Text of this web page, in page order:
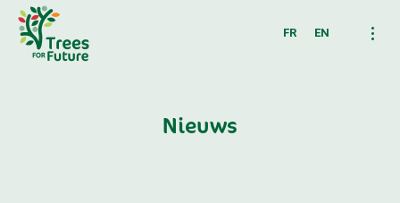
FR EN
Nieuws